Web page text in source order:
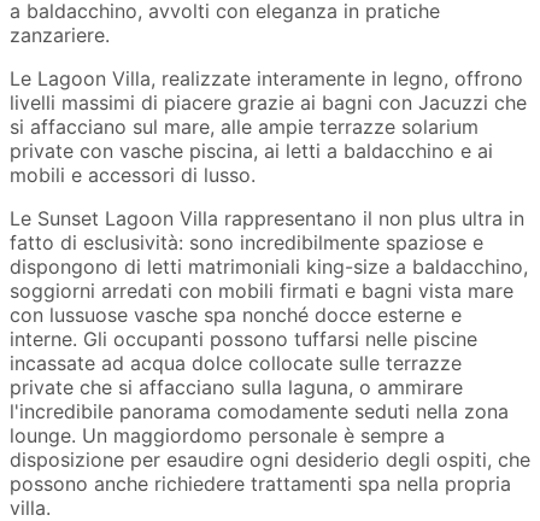
a baldacchino, avvolti con eleganza in pratiche
zanzariere.
Le Lagoon Villa, realizzate interamente in legno, offrono
livelli massimi di piacere grazie ai bagni con Jacuzzi che
si affacciano sul mare, alle ampie terrazze solarium
private con vasche piscina, ai letti a baldacchino e ai
mobili e accessori di lusso.
Le Sunset Lagoon Villa rappresentano il non plus ultra in
fatto di esclusività: sono incredibilmente spaziose e
dispongono di letti matrimoniali king-size a baldacchino,
soggiorni arredati con mobili firmati e bagni vista mare
con lussuose vasche spa nonché docce esterne e
interne. Gli occupanti possono tuffarsi nelle piscine
incassate ad acqua dolce collocate sulle terrazze
private che si affacciano sulla laguna, o ammirare
l'incredibile panorama comodamente seduti nella zona
lounge. Un maggiordomo personale è sempre a
disposizione per esaudire ogni desiderio degli ospiti, che
possono anche richiedere trattamenti spa nella propria
villa.